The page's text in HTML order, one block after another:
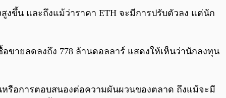
ขึ้น และถึงแม้ว่าราคา ETH จะมีการปรับตัวลง แต่นัก
ขายลดลงถึง 778 ล้านดอลลาร์ แสดงให้เห็นว่านักลงทุน
หรือการตอบสนองต่อความผันผวนของตลาด ถึงแม้จะมี